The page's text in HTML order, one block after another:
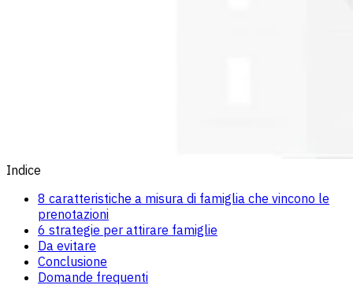
Indice
8 caratteristiche a misura di famiglia che vincono le
prenotazioni
6 strategie per attirare famiglie
Da evitare
Conclusione
Domande frequenti